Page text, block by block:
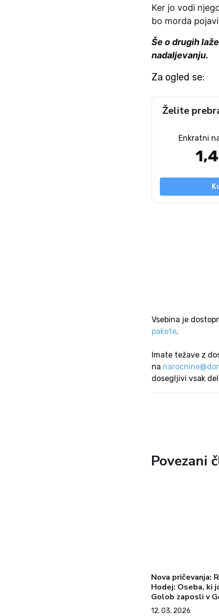
Ker jo vodi
bo morda
Še o drugih
nadaljevanju.
Za ogled se:
Želite
Enkratni
Vsebina je
pakete.
Imate težave z
na
dosegljivi vsak
Povezani
Nova pričevanja:
Hodej: Oseba, ki
Golob zaposli v
Golobu dolguje
12. 03. 2026